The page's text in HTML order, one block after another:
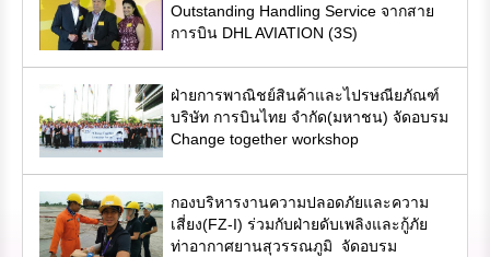
Outstanding Handling Service จากสาย
การบิน DHL AVIATION (3S)
ฝ่ายการพาณิชย์สินค้าและไปรษณียภัณฑ์
บริษัท การบินไทย จำกัด(มหาชน) จัดอบรม
Change together workshop
กองบริหารงานความปลอดภัยและความ
เสี่ยง(FZ-I) ร่วมกับฝ่ายดับเพลิงและกู้ภัย
ท่าอากาศยานสุวรรณภูมิ จัดอบรม